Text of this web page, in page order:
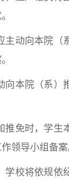
主动向本院
本院（系
免时，学
领导小组备案
学校将依规